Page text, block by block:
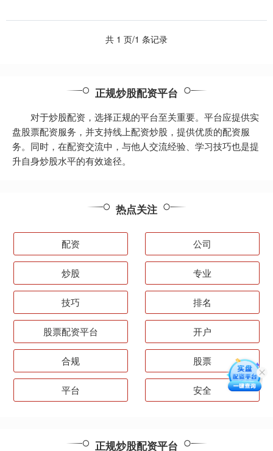
的解决方案。 配....
共 1 页/1 条记录
正规炒股配资平台
对于炒股配资，选择正规的平台至关重要。平台应提供实
盘股票配资服务，并支持线上配资炒股，提供优质的配资服
务。同时，在配资交流中，与他人交流经验、学习技巧也是提
升自身炒股水平的有效途径。
热点关注
配资 公司
炒股 专业
技巧 排名
股票配资平台 开户
合规 股票
平台 安全
正规炒股配资平台